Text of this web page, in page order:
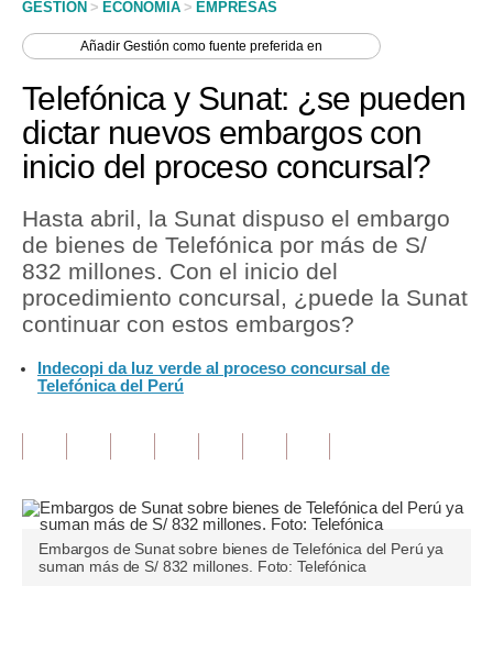
Perú
Política
Finanzas Personales
Inmobiliarias
Plus G
Opinión
Blogs
Tendencias
GESTION > ECONOMIA > EMPRESAS
AñadirGestión como fuente preferida en
Telefónica y Sunat: ¿se pueden
dictar nuevos embargos con
inicio del proceso concursal?
Hasta abril, la Sunat dispuso el embargo
de bienes de Telefónica por más de S/
832 millones. Con el inicio del
procedimiento concursal, ¿puede la Sunat
continuar con estos embargos?
Indecopi da luz verde al proceso concursal de
Telefónica del Perú
Embargos de Sunat sobre bienes de Telefónica del Perú ya
suman más de S/ 832 millones. Foto: Telefónica